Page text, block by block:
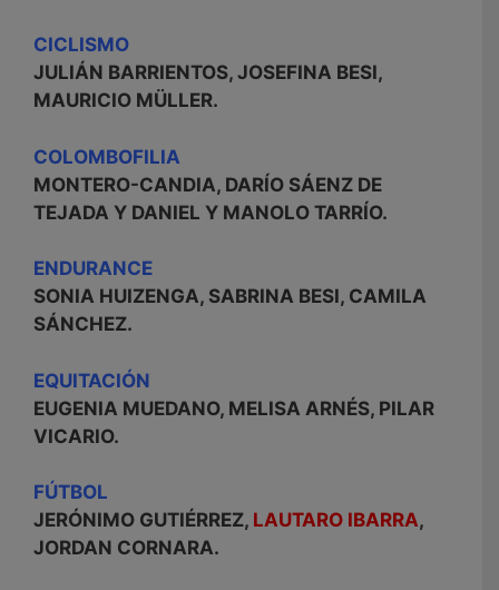
CICLISMO
JULIÁN BARRIENTOS, JOSEFINA BESI,
MAURICIO MÜLLER.
COLOMBOFILIA
MONTERO-CANDIA, DARÍO SÁENZ DE
TEJADA Y DANIEL Y MANOLO TARRÍO.
ENDURANCE
SONIA HUIZENGA, SABRINA BESI, CAMILA
SÁNCHEZ.
EQUITACIÓN
EUGENIA MUEDANO, MELISA ARNÉS, PILAR
VICARIO.
FÚTBOL
JERÓNIMO GUTIÉRREZ, LAUTARO IBARRA,
JORDAN CORNARA.